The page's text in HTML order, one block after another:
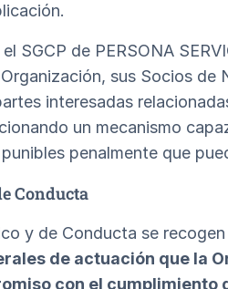
SGCP de PERSONA
sus Socios
interesadas
un mecanismo
penalmente que
Conducta
y de Conducta se
de actuación que la
con el cumplimiento